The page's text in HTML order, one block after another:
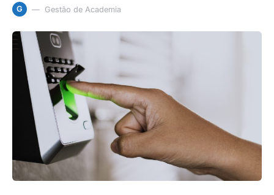
G Gestão de Academia